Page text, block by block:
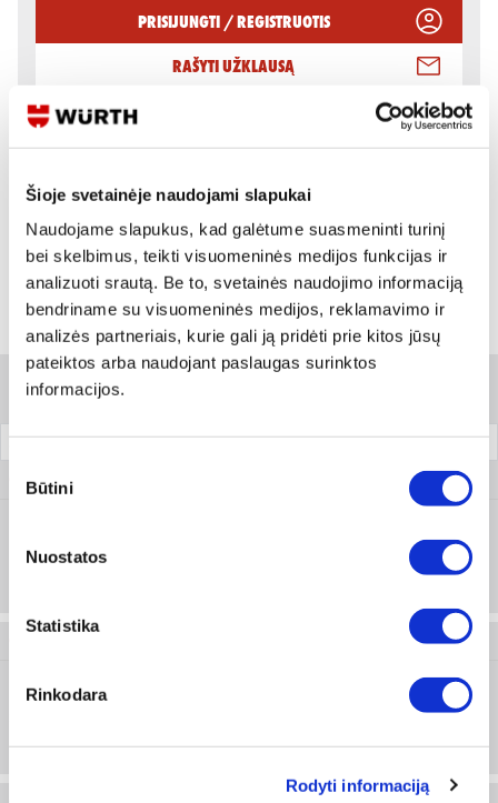
Šioje svetainėje naudojami slapukai
Naudojame slapukus, kad galėtume suasmeninti turinį
bei skelbimus, teikti visuomeninės medijos funkcijas ir
analizuoti srautą. Be to, svetainės naudojimo informaciją
bendriname su visuomeninės medijos, reklamavimo ir
analizės partneriais, kurie gali ją pridėti prie kitos jūsų
pateiktos arba naudojant paslaugas surinktos
informacijos.
pasirinkimas
Būtini
Nuostatos
Statistika
Rinkodara
Rodyti informaciją
Prisijungti / Registruotis
Rašyti užklausą
Reikia daugiau informacijos?
Rodyti artimiausią parduotuvę
Skambinti:+370 694 91387
Variantai
0720 160 1
Prisijungti arba registruotis
10 vnt
Prisijungti arba registruotis